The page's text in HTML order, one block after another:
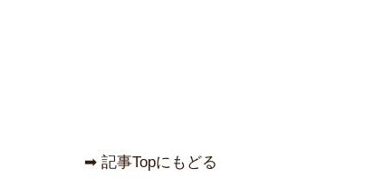
➡︎ 記事Topにもどる